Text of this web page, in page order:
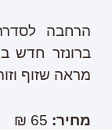
ברונזר חדש
מראה שזוף
מחיר: